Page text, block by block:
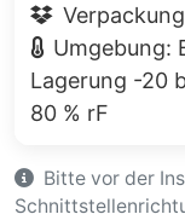
Umgebung:
Lagerung -20
80 % rF
Bitte vor der